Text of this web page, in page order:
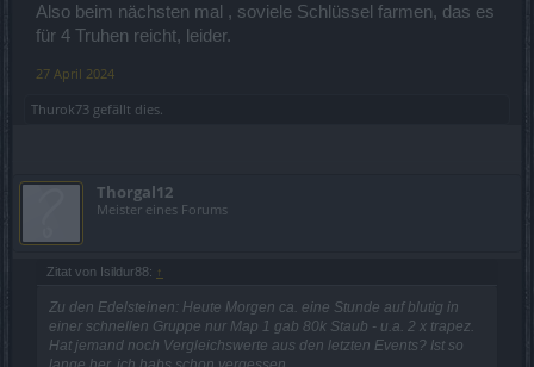
Also beim nächsten mal , soviele Schlüssel farmen, das es
für 4 Truhen reicht, leider.
27 April 2024
Thurok73 gefällt dies.
Thorgal12
Meister eines Forums
Zitat von Isildur88: ↑
Zu den Edelsteinen: Heute Morgen ca. eine Stunde auf blutig in
einer schnellen Gruppe nur Map 1 gab 80k Staub - u.a. 2 x trapez.
Hat jemand noch Vergleichswerte aus den letzten Events? Ist so